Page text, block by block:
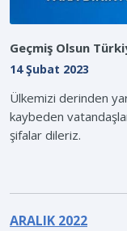
Geçmiş Olsun
14 Şubat 2023
Ülkemizi derinden
kaybeden
şifalar dileriz.
ARALIK 2022